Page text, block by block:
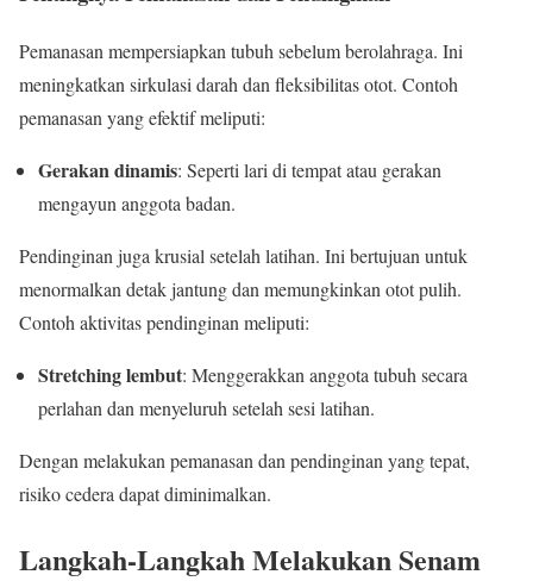
Pemanasan mempersiapkan tubuh sebelum berolahraga. Ini
meningkatkan sirkulasi darah dan fleksibilitas otot. Contoh
pemanasan yang efektif meliputi:
Gerakan dinamis: Seperti lari di tempat atau gerakan
mengayun anggota badan.
Pendinginan juga krusial setelah latihan. Ini bertujuan untuk
menormalkan detak jantung dan memungkinkan otot pulih.
Contoh aktivitas pendinginan meliputi:
Stretching lembut: Menggerakkan anggota tubuh secara
perlahan dan menyeluruh setelah sesi latihan.
Dengan melakukan pemanasan dan pendinginan yang tepat,
risiko cedera dapat diminimalkan.
Langkah-Langkah Melakukan Senam